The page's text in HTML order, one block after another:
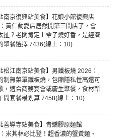
南京復興站美食】花娘小館復興店
黃仁勳愛店居然開第三間店了，會
扯？老闆肯定上輩子燒好香，是經濟
聚餐選擇 7436(線上：10)
松江南京站美食】男鐵板燒 2026：
制無菜單鐵板燒，包廂隱私性高還可
，適合商務宴會或慶生聚餐，食材新
間套餐最划算 7458(線上：10)
善導寺站美食】青嬌膠原麵館
米其林必比登！超香濃的蟹黃麵、